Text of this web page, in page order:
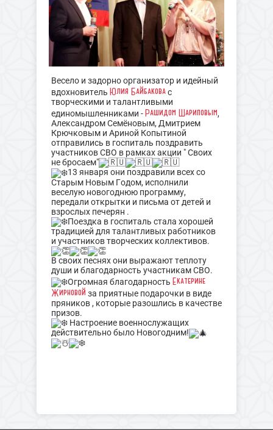
Весело и задорно организатор и идейный
вдохновитель Юлия Байбаковас
творческими и талантливыми
единомышленниками -Рашидом Шариповым,
Александром Семёновым, Дмитрием
Крючковым и Ариной Копытиной
отправились в госпиталь поздравить
участников СВО в рамках акции " Своих
не бросаем"
13 января они поздравили всех со
Старым Новым Годом, исполнили
веселую новогоднюю программу,
передали открытки и письма от детей и
взрослых печерян .
Поездка в госпиталь стала хорошей
традицией для талантливых работников
и участников творческих коллективов.
В своих песнях они выражают теплоту
души и благодарность участникам СВО.
Огромная благодарность Екатерине
Жирновой за приятные подарочки в виде
пряников , которые разошлись в качестве
призов.
Настроение военнослужащих
действительно было Новогодним!